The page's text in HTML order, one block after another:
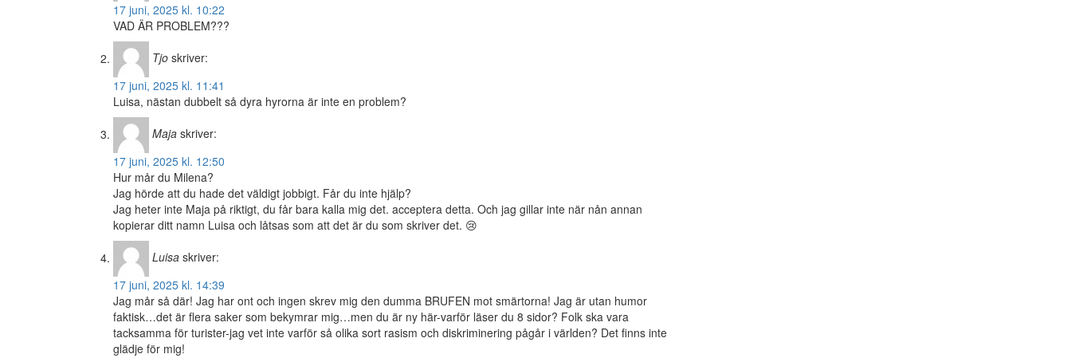
17 juni, 2025 kl. 10:22
VAD ÄR PROBLEM???
Tjo skriver:
17 juni, 2025 kl. 11:41
Luisa, nästan dubbelt så dyra hyrorna är inte en problem?
Maja skriver:
17 juni, 2025 kl. 12:50
Hur mår du Milena?
Jag hörde att du hade det väldigt jobbigt. Får du inte hjälp?
Jag heter inte Maja på riktigt, du får bara kalla mig det. acceptera detta. Och jag gillar inte när nån annan
kopierar ditt namn Luisa och låtsas som att det är du som skriver det. 😢
Luisa skriver:
17 juni, 2025 kl. 14:39
Jag mår så där! Jag har ont och ingen skrev mig den dumma BRUFEN mot smärtorna! Jag är utan humor
faktisk…det är flera saker som bekymrar mig…men du är ny här-varför läser du 8 sidor? Folk ska vara
tacksamma för turister-jag vet inte varför så olika sort rasism och diskriminering pågår i världen? Det finns inte
glädje för mig!